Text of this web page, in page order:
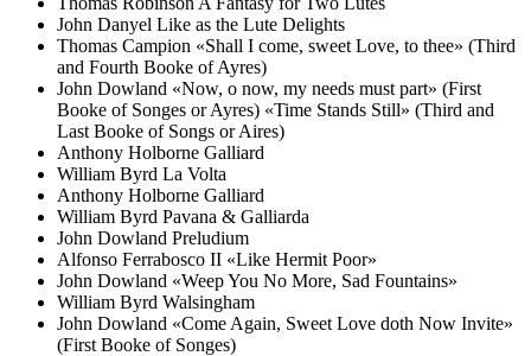
John Danyel Like as the Lute Delights
Thomas Campion «Shall I come, sweet Love, to thee» (Third
and Fourth Booke of Ayres)
John Dowland «Now, o now, my needs must part» (First
Booke of Songes or Ayres) «Time Stands Still» (Third and
Last Booke of Songs or Aires)
Anthony Holborne Galliard
William Byrd La Volta
Anthony Holborne Galliard
William Byrd Pavana & Galliarda
John Dowland Preludium
Alfonso Ferrabosco II «Like Hermit Poor»
John Dowland «Weep You No More, Sad Fountains»
William Byrd Walsingham
John Dowland «Come Again, Sweet Love doth Now Invite»
(First Booke of Songes)